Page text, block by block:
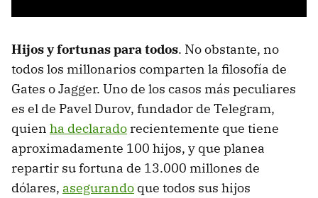
Hijos y fortunas para todos. No obstante, no
todos los millonarios comparten la filosofía de
Gates o Jagger. Uno de los casos más peculiares
es el de Pavel Durov, fundador de Telegram,
quien ha declarado recientemente que tiene
aproximadamente 100 hijos, y que planea
repartir su fortuna de 13.000 millones de
dólares, asegurando que todos sus hijos